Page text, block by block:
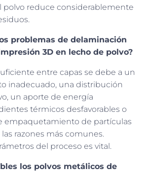
polvo reduce considerablemente
problemas de delaminación
3D en lecho de polvo?
entre capas se debe a un
inadecuado, una distribución
un aporte de energía
térmicos desfavorables o
empaquetamiento de partículas
razones más comunes.
del proceso es vital.
los polvos metálicos de